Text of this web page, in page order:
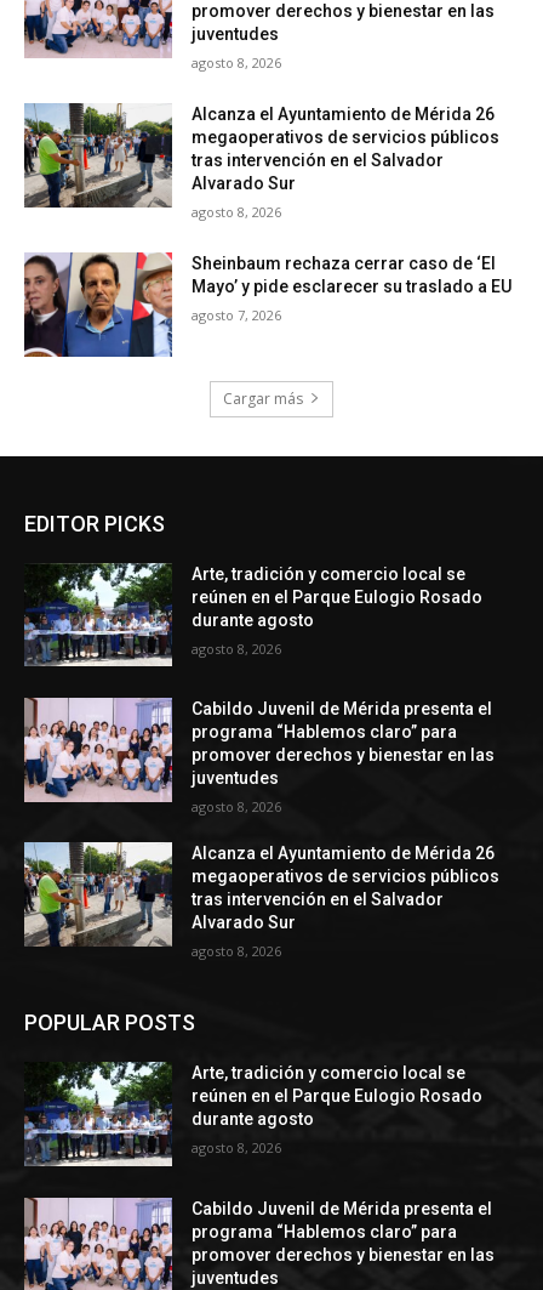
promover derechos y bienestar en las
juventudes
agosto 8, 2026
Alcanza el Ayuntamiento de Mérida 26
megaoperativos de servicios públicos
tras intervención en el Salvador
Alvarado Sur
agosto 8, 2026
Sheinbaum rechaza cerrar caso de ‘El
Mayo’ y pide esclarecer su traslado a EU
agosto 7, 2026
Cargar más
EDITOR PICKS
Arte, tradición y comercio local se
reúnen en el Parque Eulogio Rosado
durante agosto
agosto 8, 2026
Cabildo Juvenil de Mérida presenta el
programa “Hablemos claro” para
promover derechos y bienestar en las
juventudes
agosto 8, 2026
Alcanza el Ayuntamiento de Mérida 26
megaoperativos de servicios públicos
tras intervención en el Salvador
Alvarado Sur
agosto 8, 2026
POPULAR POSTS
Arte, tradición y comercio local se
reúnen en el Parque Eulogio Rosado
durante agosto
agosto 8, 2026
Cabildo Juvenil de Mérida presenta el
programa “Hablemos claro” para
promover derechos y bienestar en las
juventudes